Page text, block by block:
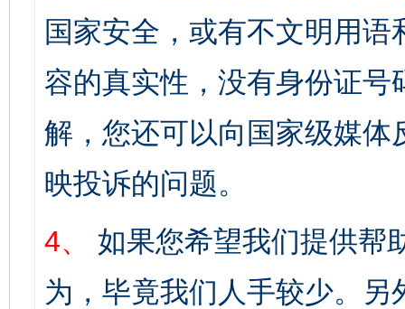
国家安全，或有不文明用
容的真实性，没有身份证
解，您还可以向国家级媒
映投诉的问题。
4、
如果您希望我们提供帮
为，毕竟我们人手较少。